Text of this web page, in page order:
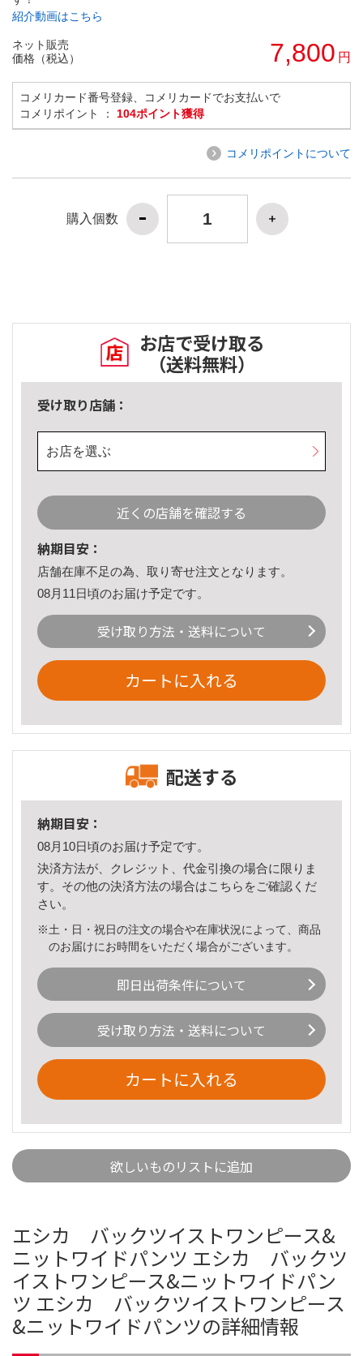
紹介動画はこちら
ネット販売
価格（税込）
7,800 円
コメリカード番号登録、コメリカードでお支払いで
コメリポイント ： 104ポイント獲得
コメリポイントについて
購入個数
お店で受け取る
（送料無料）
受け取り店舗：
お店を選ぶ
近くの店舗を確認する
納期目安：
店舗在庫不足の為、取り寄せ注文となります。
08月11日頃のお届け予定です。
受け取り方法・送料について
カートに入れる
配送する
納期目安：
08月10日頃のお届け予定です。
決済方法が、クレジット、代金引換の場合に限りま
す。その他の決済方法の場合はこちら をご確認くだ
さい。
※土・日・祝日の注文の場合や在庫状況によって、商品
のお届けにお時間をいただく場合がございます。
即日出荷条件について
受け取り方法・送料について
カートに入れる
欲しいものリストに追加
エシカ バックツイストワンピース&
ニットワイドパンツ エシカ バックツ
イストワンピース&ニットワイドパン
ツ エシカ バックツイストワンピース
&ニットワイドパンツの詳細情報